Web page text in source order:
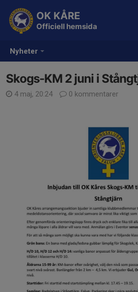
Nyheter
OK KÅRE
Officiell hemsida
Skogs-KM 2 juni i
4 maj, 20:24 0 kommentarer